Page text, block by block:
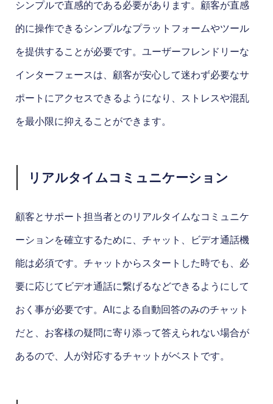
シンプルで直感的である必要があります。顧客が直感
的に操作できるシンプルなプラットフォームやツール
を提供することが必要です。ユーザーフレンドリーな
インターフェースは、顧客が安心して迷わず必要なサ
ポートにアクセスできるようになり、ストレスや混乱
を最小限に抑えることができます。
リアルタイムコミュニケーション
顧客とサポート担当者とのリアルタイムなコミュニケ
ーションを確立するために、チャット、ビデオ通話機
能は必須です。チャットからスタートした時でも、必
要に応じてビデオ通話に繋げるなどできるようにして
おく事が必要です。AIによる自動回答のみのチャット
だと、お客様の疑問に寄り添って答えられない場合が
あるので、人が対応するチャットがベストです。